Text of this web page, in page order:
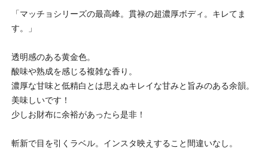
「マッチョシリーズの最高峰。貫禄の超濃厚ボディ。キレてま
す。」
透明感のある黄金色。
酸味や熟成を感じる複雑な香り。
濃厚な甘味と低精白とは思えぬキレイな甘みと旨みのある余韻。
美味しいです！
少しお財布に余裕があったら是非！
斬新で目を引くラベル。インスタ映えすること間違いなし。